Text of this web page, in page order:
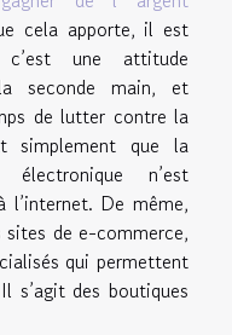
cela apporte, il est
une attitude
seconde main, et
de lutter contre la
simplement que la
n’est
l’internet. De même,
sites de e-commerce,
qui permettent
s’agit des boutiques